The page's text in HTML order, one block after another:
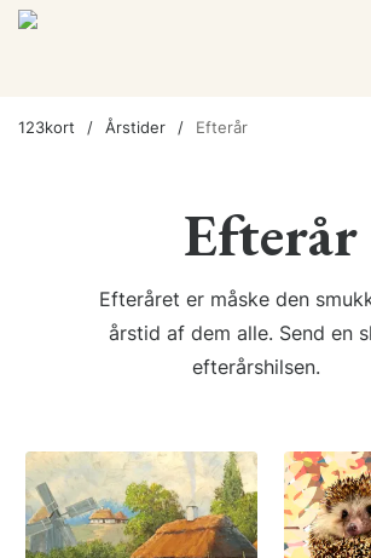
123kort Årstider Efterår
Efterår
​Efteråret er måske den
årstid af dem alle. Send en
efterårshilsen.